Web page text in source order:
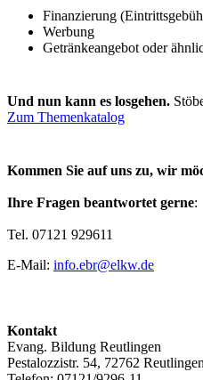
Finanzierung
Werbung
Getränkeangebot oder
Und nun kann es losgehen.
Zum Themenkatalog
Kommen Sie auf uns zu, wir
Ihre Fragen beantwortet gerne:
Tel. 07121 929611
E-Mail: info.ebr@elkw.de
Kontakt
Evang. Bildung Reutlingen
Pestalozzistr. 54, 72762